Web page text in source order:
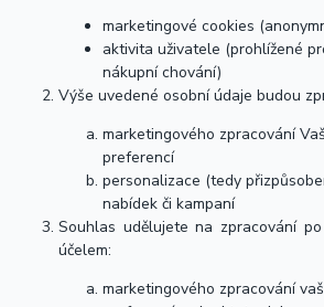
marketingové cookies
aktivita uživatele (prohlížené
nákupní chování)
Výše uvedené osobní údaje budou
marketingového zpracování
preferencí
personalizace (tedy
nabídek či kampaní
Souhlas udělujete na zpracování
účelem:
marketingového zpracování